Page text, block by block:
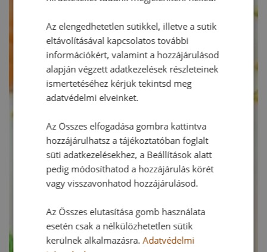
Az elengedhetetlen sütikkel, illetve a sütik
eltávolításával kapcsolatos további
információkért, valamint a hozzájárulásod
alapján végzett adatkezelések részleteinek
ismertetéséhez kérjük tekintsd meg
adatvédelmi elveinket.
Az Összes elfogadása gombra kattintva
hozzájárulhatsz a tájékoztatóban foglalt
süti adatkezelésekhez, a Beállítások alatt
pedig módosíthatod a hozzájárulás körét
vagy visszavonhatod hozzájárulásod.
Az Összes elutasítása gomb használata
esetén csak a nélkülözhetetlen sütik
kerülnek alkalmazásra.Adatvédelmi